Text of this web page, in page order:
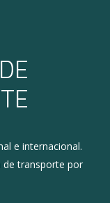
e internacional.
de transporte por